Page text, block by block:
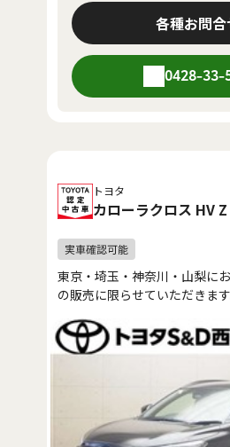
各種お問合
0428-33-
トヨタ
カローラクロス HV Z
東京・埼玉・神奈川・山梨に
の販売に限らせていただきます